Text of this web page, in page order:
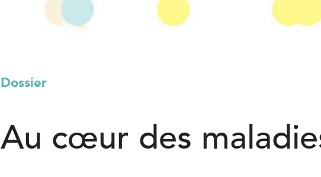
Dossier
Au cœur des